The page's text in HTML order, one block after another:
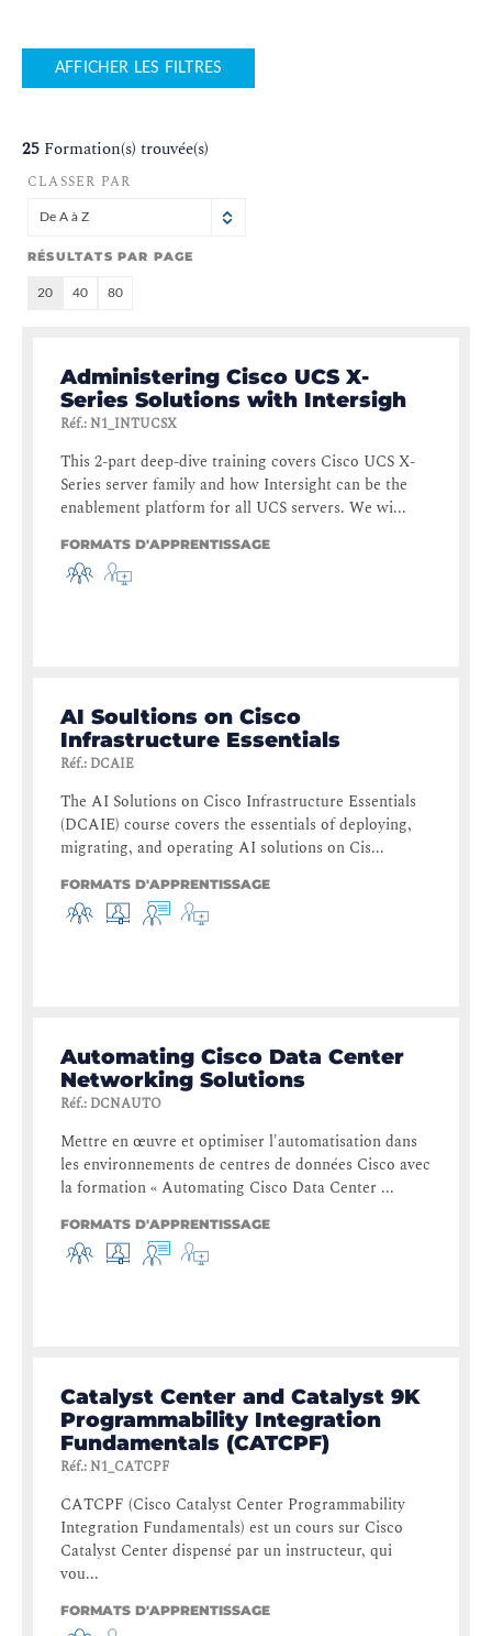
AFFICHER LES FILTRES
25 Formation(s) trouvée(s)
CLASSER PAR
De A à Z
RÉSULTATS PAR PAGE
20 40 80
Administering Cisco UCS X-
Series Solutions with Intersigh
Réf.:N1_INTUCSX
This 2-part deep-dive training covers Cisco UCS X-
Series server family and how Intersight can be the
enablement platform for all UCS servers. We wi...
FORMATS D'APPRENTISSAGE
AI Soultions on Cisco
Infrastructure Essentials
Réf.: DCAIE
The AI Solutions on Cisco Infrastructure Essentials
(DCAIE) course covers the essentials of deploying,
migrating, and operating AI solutions on Cis...
FORMATS D'APPRENTISSAGE
Automating Cisco Data Center
Networking Solutions
Réf.: DCNAUTO
Mettre en œuvre et optimiser l'automatisation dans
les environnements de centres de données Cisco avec
la formation « Automating Cisco Data Center ...
FORMATS D'APPRENTISSAGE
Catalyst Center and Catalyst 9K
Programmability Integration
Fundamentals (CATCPF)
Réf.:N1_CATCPF
CATCPF (Cisco Catalyst Center Programmability
Integration Fundamentals) est un cours sur Cisco
Catalyst Center dispensé par un instructeur, qui
vou...
FORMATS D'APPRENTISSAGE